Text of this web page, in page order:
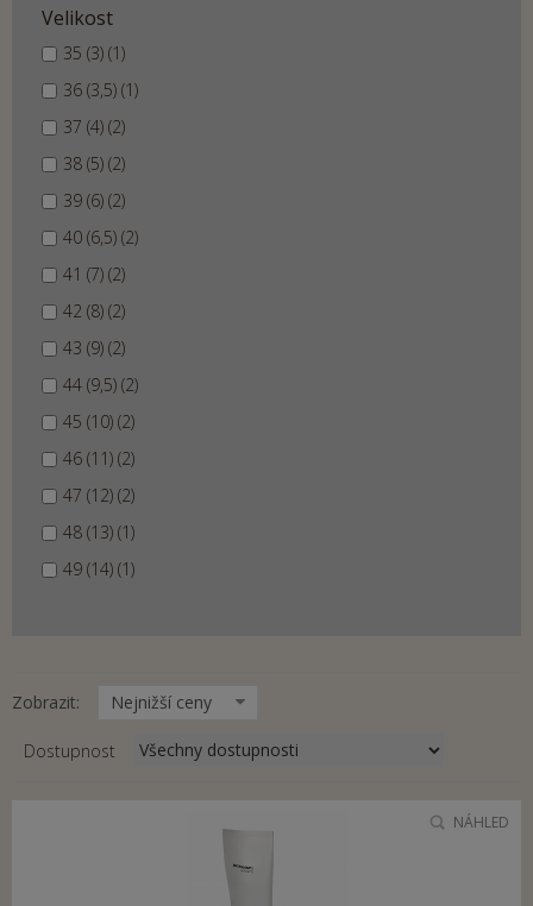
Velikost
35 (3) (1)
36 (3,5) (1)
37 (4) (2)
38 (5) (2)
39 (6) (2)
40 (6,5) (2)
41 (7) (2)
42 (8) (2)
43 (9) (2)
44 (9,5) (2)
45 (10) (2)
46 (11) (2)
47 (12) (2)
48 (13) (1)
49 (14) (1)
Zobrazit: Nejnižší ceny
Dostupnost
NÁHLED